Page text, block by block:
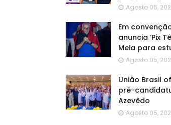
Agosto 05,
Em
anuncia ‘Pix
Meia para
Agosto 05,
União Brasil
pré-
Azevêdo
Agosto 05,